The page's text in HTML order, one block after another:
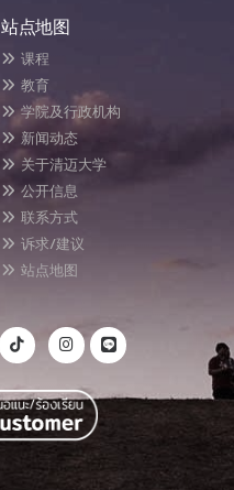
站点地图
课程
教育
学院及行政机构
新闻动态
关于清迈大学
公开信息
联系方式
诉求/建议
站点地图